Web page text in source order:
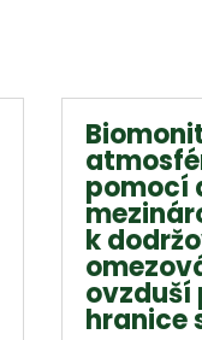
pomocí
k
ovzduší
hranice